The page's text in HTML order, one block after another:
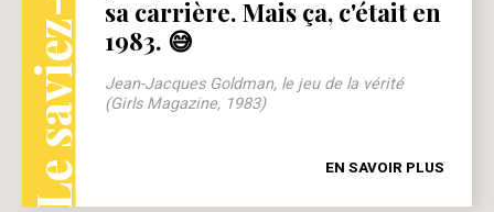
sa carrière. Mais ça, c'était en
1983. 😅
Jean-Jacques Goldman, le jeu de la vérité
(Girls Magazine, 1983)
EN SAVOIR PLUS